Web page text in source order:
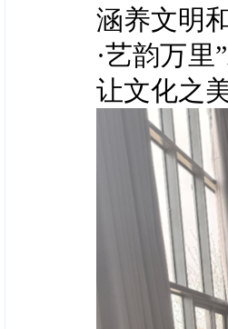
涵养文明
·艺韵万
让文化之